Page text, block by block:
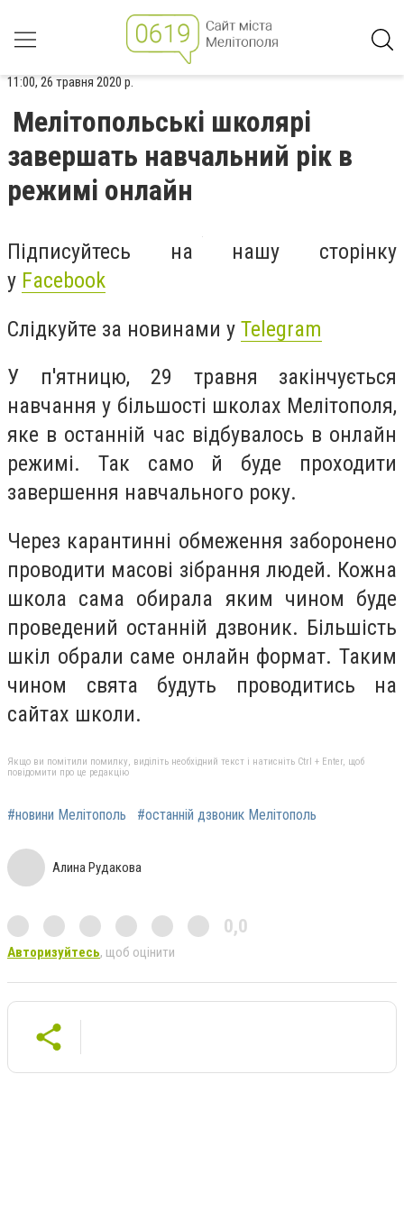
11:00, 26 травня 2020 р.
Мелітопольські школярі
завершать навчальний рік в
режимі онлайн
Підписуйтесь на нашу сторінку
у Facebook
Слідкуйте за новинами у Telegram
У п'ятницю, 29 травня закінчується
навчання у більшості школах Мелітополя,
яке в останній час відбувалось в онлайн
режимі. Так само й буде проходити
завершення навчального року.
Через карантинні обмеження заборонено
проводити масові зібрання людей. Кожна
школа сама обирала яким чином буде
проведений останній дзвоник. Більшість
шкіл обрали саме онлайн формат. Таким
чином свята будуть проводитись на
сайтах школи.
Якщо ви помітили помилку, виділіть необхідний текст і натисніть Ctrl + Enter, щоб
повідомити про це редакцію
#новини Мелітополь #останній дзвоник Мелітополь
Алина Рудакова
0,0
Авторизуйтесь, щоб оцінити